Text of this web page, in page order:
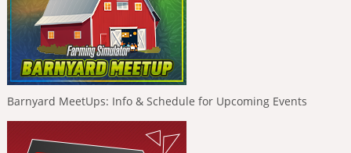
Barnyard MeetUps: Info & Schedule for Upcoming Events